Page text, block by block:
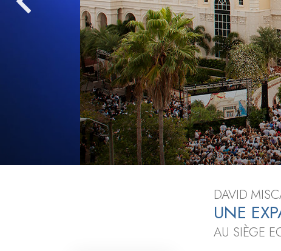
Qu’est-ce que la
DAVID
UNE
AU SIÈGE